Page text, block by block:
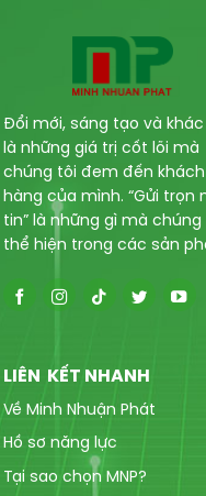
Đổi mới, sáng tạo và
là những giá trị cốt lõi mà
chúng tôi đem đến khách
hàng của mình. “Gửi trọn
tin” là những gì mà chúng
thể hiện trong các sản
LIÊN KẾT NHANH
Về Minh Nhuận Phát
Hồ sơ năng lực
Tại sao chọn MNP?